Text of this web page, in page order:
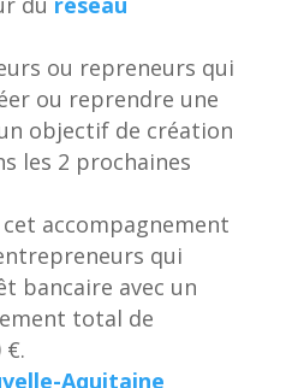
ou repreneurs qui
ou reprendre une
objectif de création
les 2 prochaines
accompagnement
qui
bancaire avec un
total de
€.
Aquitaine